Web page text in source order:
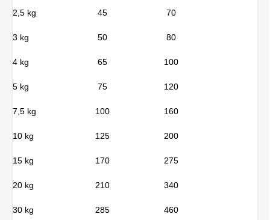
2,5 kg 45 70
3 kg 50 80
4 kg 65 100
5 kg 75 120
7,5 kg 100 160
10 kg 125 200
15 kg 170 275
20 kg 210 340
30 kg 285 460